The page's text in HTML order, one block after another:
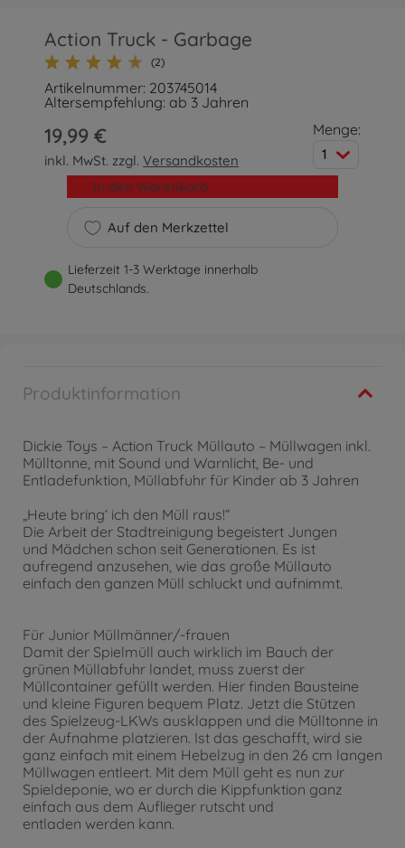
Action Truck - Garbage
(2)
Artikelnummer: 203745014
Altersempfehlung: ab 3 Jahren
19,99 €
inkl. MwSt. zzgl.Versandkosten
Menge:
1
Auf den Merkzettel
In den Warenkorb
Lieferzeit 1-3 Werktage innerhalb
Deutschlands.
Produktinformation
Dickie Toys – Action Truck Müllauto – Müllwagen inkl.
Mülltonne, mit Sound und Warnlicht, Be- und
Entladefunktion, Müllabfuhr für Kinder ab 3 Jahren
„Heute bring‘ ich den Müll raus!“
Die Arbeit der Stadtreinigung begeistert Jungen
und Mädchen schon seit Generationen. Es ist
aufregend anzusehen, wie das große Müllauto
einfach den ganzen Müll schluckt und aufnimmt.
Für Junior Müllmänner/-frauen
Damit der Spielmüll auch wirklich im Bauch der
grünen Müllabfuhr landet, muss zuerst der
Müllcontainer gefüllt werden. Hier finden Bausteine
und kleine Figuren bequem Platz. Jetzt die Stützen
des Spielzeug-LKWs ausklappen und die Mülltonne in
der Aufnahme platzieren. Ist das geschafft, wird sie
ganz einfach mit einem Hebelzug in den 26 cm langen
Müllwagen entleert. Mit dem Müll geht es nun zur
Spieldeponie, wo er durch die Kippfunktion ganz
einfach aus dem Auflieger rutscht und
entladen werden kann.